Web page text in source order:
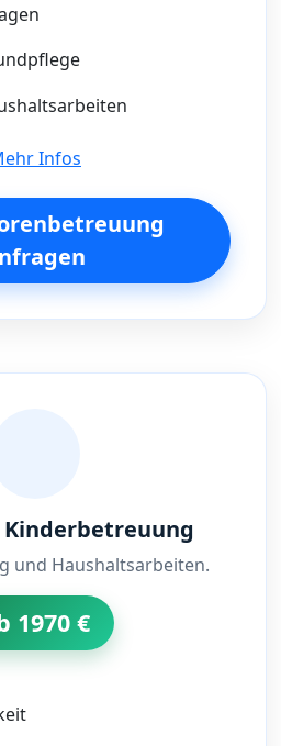
Infos
Kinderbetreuung
und Haushaltsarbeiten.
1970 €